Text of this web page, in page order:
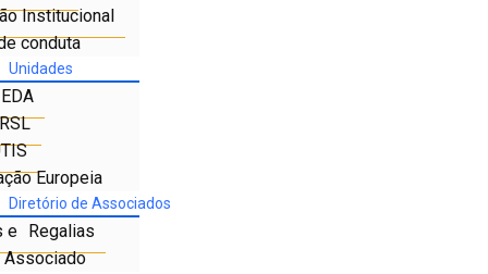
Institucional
conduta
Unidades
Europeia
Diretório de Associados
e Regalias
Associado